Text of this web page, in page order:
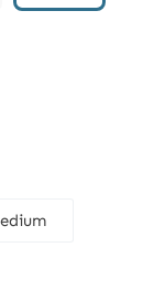
ist zurzeit nicht